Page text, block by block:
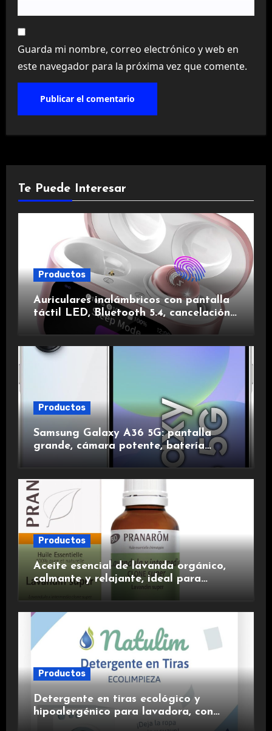
Guarda mi nombre, correo electrónico y web en
este navegador para la próxima vez que comente.
Te Puede Interesar
Productos
Auriculares inalámbricos con pantalla
táctil LED, Bluetooth 5.4, cancelación
de ruido, impermeables y de larga
duración.
Productos
Samsung Galaxy A36 5G: pantalla
grande, cámara potente, batería
duradera y carga rápida para una
experiencia premium.
Productos
Aceite esencial de lavanda orgánico,
calmante y relajante, ideal para
Productos
Detergente en tiras ecológico y
hipoalergénico para lavadora, con
suavizante incluido y fragancia de